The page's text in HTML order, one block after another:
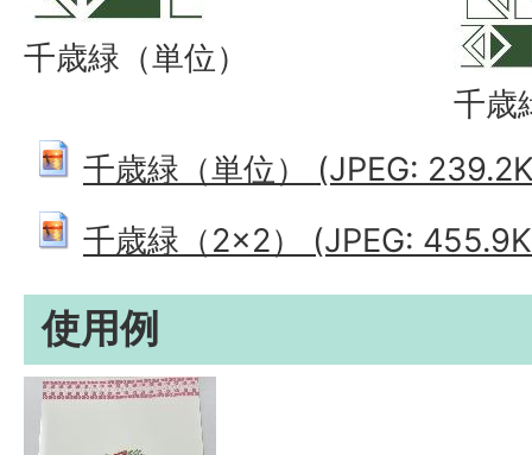
千歳緑（単位）
千歳
千歳緑（単位） (JPEG:
千歳緑（2×2） (JPEG:
使用例